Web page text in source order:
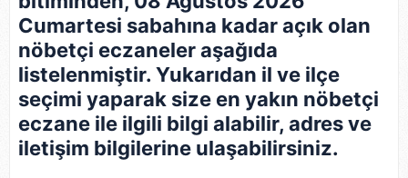
Cumartesi sabahına kadar açık olan
nöbetçi eczaneler aşağıda
listelenmiştir. Yukarıdan il ve ilçe
seçimi yaparak size en yakın nöbetçi
eczane ile ilgili bilgi alabilir, adres ve
iletişim bilgilerine ulaşabilirsiniz.